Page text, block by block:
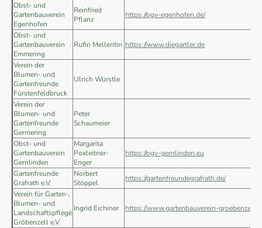
Obst- und
Gartenbauverein
Egenhofen
Reinfried
Pflanz
https://ogv-egenhofen.de/
Obst- und
Gartenbauverein
Emmering
Rufin Mellentin https://www.diegartler.de
Verein der
Blumen- und
Gartenfreunde
Fürstenfeldbruck
Ulrich Würstle
Verein der
Blumen- und
Gartenfreunde
Germering
Peter
Schaumeier
Obst- und
Gartenbauverein
Gernlinden
Margarita
Poxleitner-
Enger
https://ogv-gernlinden.eu
Gartenfreunde
Grafrath e.V.
Norbert
Stöppel
https://gartenfreundegrafrath.de/
Verein für Garten-,
Blumen- und
Landschaftspflege
Gröbenzell e.V.
Ingrid Eichiner https://www.gartenbauverein-